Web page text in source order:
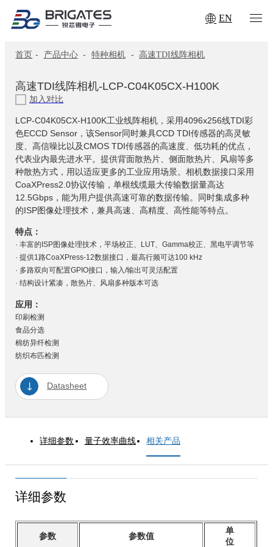
EN
首页 - 产品中心 - 特种相机 - 高速TDI线阵相机
高速TDI线阵相机-LCP-C04K05CX-H100K
加入对比
LCP-C04K05CX-H100K工业线阵相机，采用4096x256线TDI彩
色ECCD Sensor，该Sensor同时兼具CCD TDI传感器的高灵敏
度、高信噪比以及CMOS TDI传感器的高速度、低功耗的优点，
代表业内最先进水平。提供背面散热片、侧面散热片、风扇等多
种散热方式，用以适应更多的工业应用场景。相机数据接口采用
CoaXPress2.0协议传输，单根线缆最大传输数据量高达
12.5Gbps，能为用户提供高速可靠的数据传输。同时集成多种
的ISP图像处理技术，兼具高速、高精度、高性能等特点。
特点：
· 丰富的ISP图像处理技术，平场校正、LUT、Gamma校正、黑电平调节等
· 提供1路CoaXPress-12数据接口，最高行频可达100 kHz
· 多路双向可配置GPIO接口，输入/输出可灵活配置
· 结构设计紧凑，散热片、风扇多种版本可选
应用：
印刷检测
食品分选
棉纺异纤检测
纺织布匹检测
Datasheet
详细参数 量子效率曲线 相关产品
详细参数
参数 参数值
单
位